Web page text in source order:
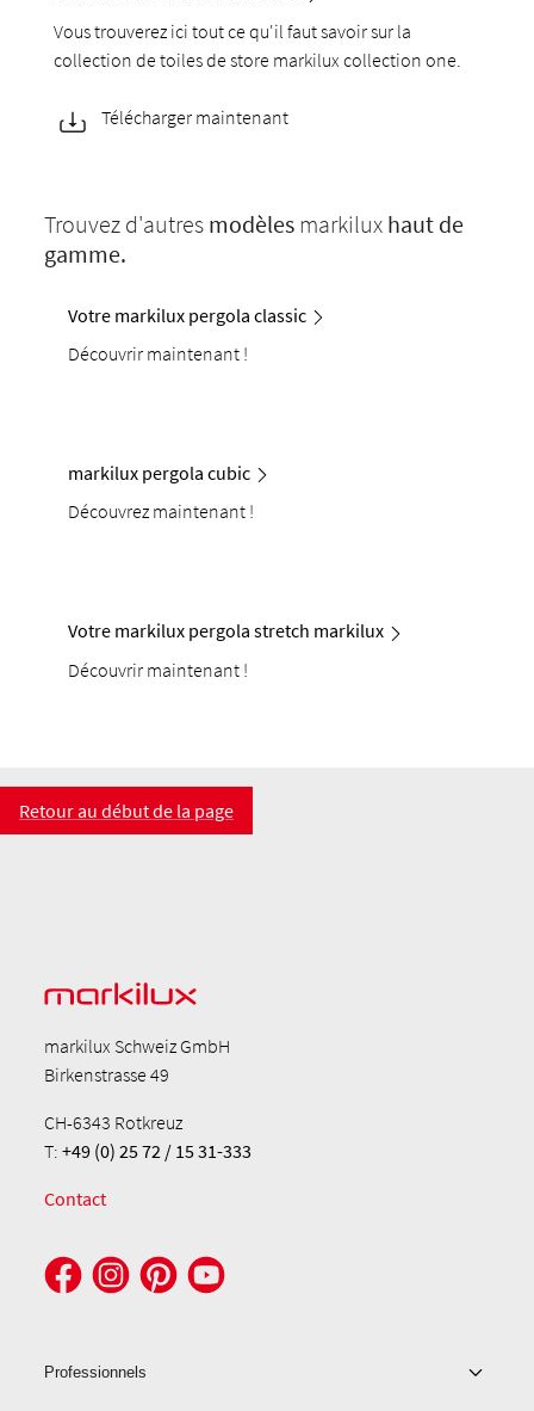
Vous trouverez ici tout ce qu'il faut savoir sur la
collection de toiles de store markilux collection one.
Télécharger maintenant
Trouvez d'autres modèles markilux haut de
gamme.
Votre markilux pergola classic
Découvrir maintenant !
markilux pergola cubic
Découvrez maintenant !
Votre markilux pergola stretch markilux
Découvrir maintenant !
Retour au début de la page
markilux Schweiz GmbH
Birkenstrasse 49
CH-6343 Rotkreuz
T: +49 (0) 25 72 / 15 31-333
Contact
Professionnels